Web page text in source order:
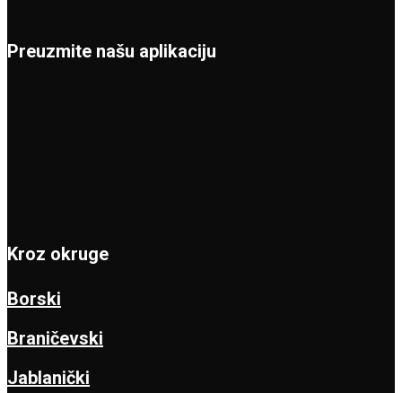
Preuzmite našu aplikaciju
Kroz okruge
Borski
Braničevski
Jablanički